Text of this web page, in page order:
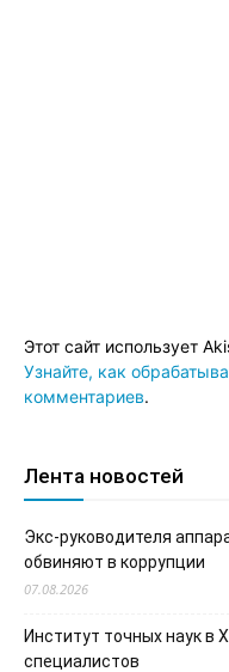
Этот сайт использует
Узнайте, как
комментариев.
Лента новостей
Экс-руководителя
обвиняют в коррупции
07.08.2026
Институт точных наук в
специалистов